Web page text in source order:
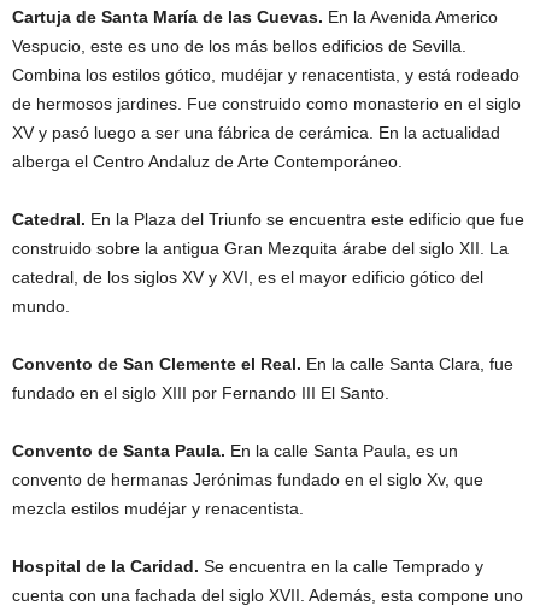
Cartuja de Santa María de las Cuevas. En la Avenida Americo
Vespucio, este es uno de los más bellos edificios de Sevilla.
Combina los estilos gótico, mudéjar y renacentista, y está rodeado
de hermosos jardines. Fue construido como monasterio en el siglo
XV y pasó luego a ser una fábrica de cerámica. En la actualidad
alberga el Centro Andaluz de Arte Contemporáneo.
Catedral. En la Plaza del Triunfo se encuentra este edificio que fue
construido sobre la antigua Gran Mezquita árabe del siglo XII. La
catedral, de los siglos XV y XVI, es el mayor edificio gótico del
mundo.
Convento de San Clemente el Real. En la calle Santa Clara, fue
fundado en el siglo XIII por Fernando III El Santo.
Convento de Santa Paula. En la calle Santa Paula, es un
convento de hermanas Jerónimas fundado en el siglo Xv, que
mezcla estilos mudéjar y renacentista.
Hospital de la Caridad. Se encuentra en la calle Temprado y
cuenta con una fachada del siglo XVII. Además, esta compone uno